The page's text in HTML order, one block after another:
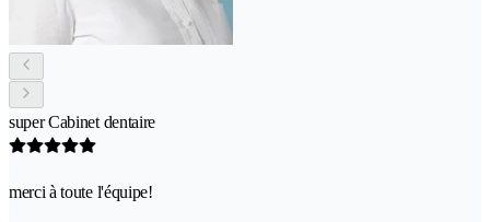
super Cabinet dentaire
merci à toute l'équipe!